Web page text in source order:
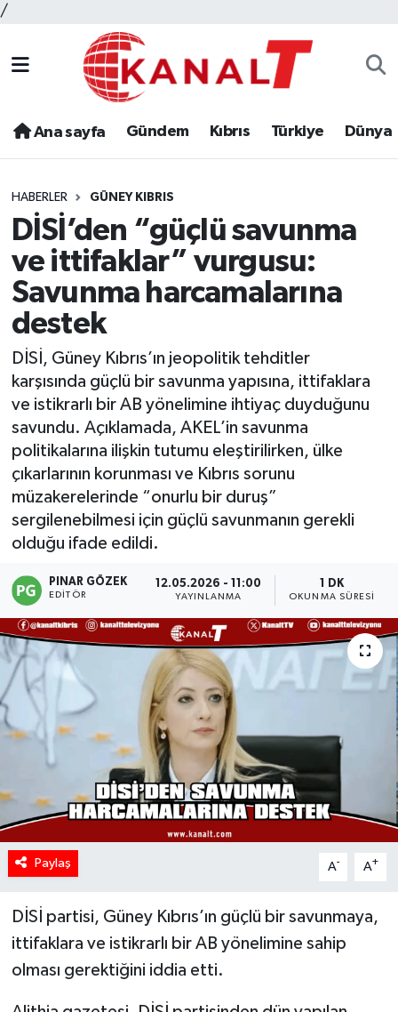
/
Ana sayfa Gündem Kıbrıs Türkiye Dünya
HABERLER GÜNEY KIBRIS
DİSİ’den “güçlü savunma
ve ittifaklar” vurgusu:
Savunma harcamalarına
destek
DİSİ, Güney Kıbrıs’ın jeopolitik tehditler
karşısında güçlü bir savunma yapısına, ittifaklara
ve istikrarlı bir AB yönelimine ihtiyaç duyduğunu
savundu. Açıklamada, AKEL’in savunma
politikalarına ilişkin tutumu eleştirilirken, ülke
çıkarlarının korunması ve Kıbrıs sorunu
müzakerelerinde “onurlu bir duruş”
sergilenebilmesi için güçlü savunmanın gerekli
olduğu ifade edildi.
PINAR GÖZEK
EDITÖR
12.05.2026 - 11:00
YAYINLANMA
1 DK
OKUNMA SÜRESI
Paylaş A- A+
DİSİ partisi, Güney Kıbrıs’ın güçlü bir savunmaya,
ittifaklara ve istikrarlı bir AB yönelimine sahip
olması gerektiğini iddia etti.